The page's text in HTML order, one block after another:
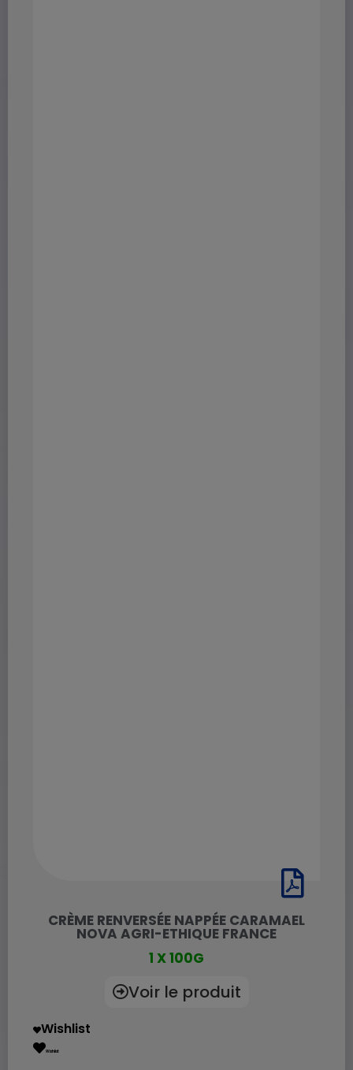
CRÈME RENVERSÉE NAPPÉE CARAMAEL
NOVA AGRI-ETHIQUE FRANCE
1 X 100G
Voir le produit
Wishlist
Wishlist